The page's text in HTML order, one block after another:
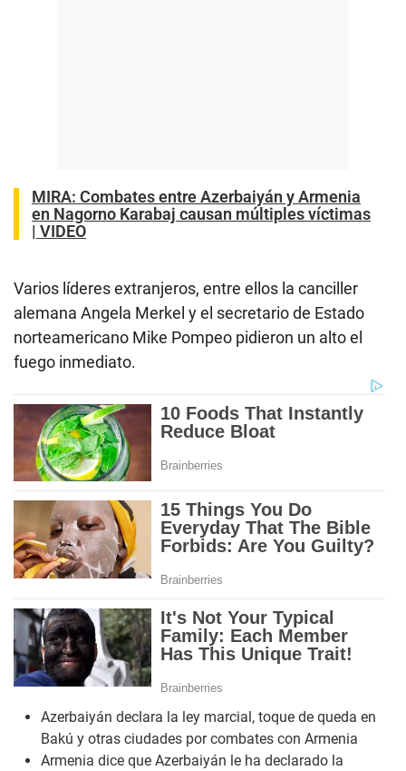
MIRA: Combates entre Azerbaiyán y Armenia
en Nagorno Karabaj causan múltiples víctimas
| VIDEO
Varios líderes extranjeros, entre ellos la canciller
alemana Angela Merkel y el secretario de Estado
norteamericano Mike Pompeo pidieron un alto el
fuego inmediato.
Azerbaiyán declara la ley marcial, toque de queda en
Bakú y otras ciudades por combates con Armenia
Armenia dice que Azerbaiyán le ha declarado la